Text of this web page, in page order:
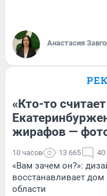
Анастасия
«Кто-то
жирафов —
10 часов 13 665 40
«Вам зачем он?»:
восстанавливает дом
области